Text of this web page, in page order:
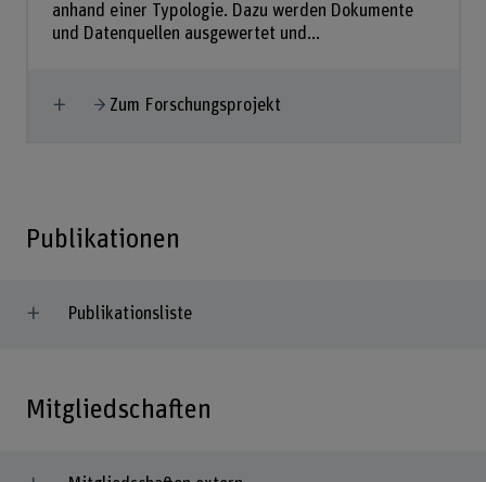
anhand einer Typologie. Dazu werden Dokumente
und Datenquellen ausgewertet und...
Mehr anzeigen
Zum Forschungsprojekt
Publikationen
Publikationsliste
Mitgliedschaften